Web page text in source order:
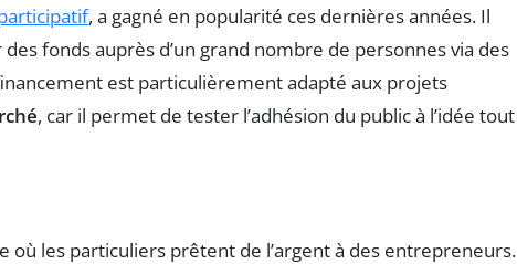
, a gagné en popularité ces dernières années. Il
fonds auprès d’un grand nombre de personnes via des
est particulièrement adapté aux projets
, car il permet de tester l’adhésion du public à l’idée tout
où les particuliers prêtent de l’argent à des entrepreneurs.